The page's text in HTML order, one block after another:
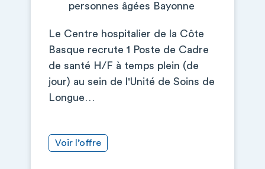
personnes âgées Bayonne
Le Centre hospitalier de la Côte
Basque recrute 1 Poste de Cadre
de santé H/F à temps plein (de
jour) au sein de l'Unité de Soins de
Longue…
Voir l’offre